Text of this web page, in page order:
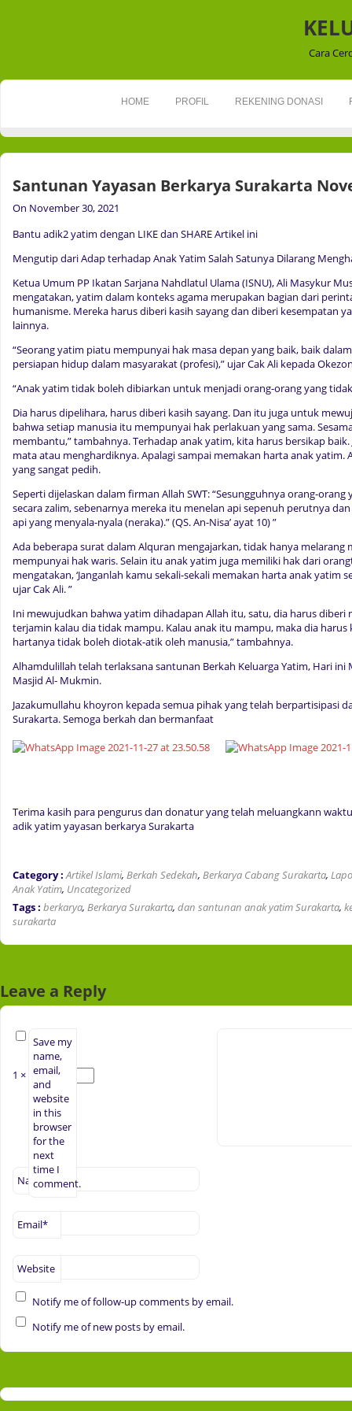
Cara
HOME PROFIL REKENING DONASI
Santunan Yayasan Berkarya Surakarta
On November 30, 2021
Bantu adik2 yatim dengan LIKE dan SHARE Artikel ini
Mengutip dari Adap terhadap Anak Yatim Salah Satunya Dilarang
Ketua Umum PP Ikatan Sarjana Nahdlatul Ulama (ISNU), Ali Masykur
mengatakan, yatim dalam konteks agama merupakan bagian dari
humanisme. Mereka harus diberi kasih sayang dan diberi kesempatan
lainnya.
“Seorang yatim piatu mempunyai hak masa depan yang baik, baik
persiapan hidup dalam masyarakat (profesi),” ujar Cak Ali kepada
“Anak yatim tidak boleh dibiarkan untuk menjadi orang-orang yang
Dia harus dipelihara, harus diberi kasih sayang. Dan itu juga untuk
bahwa setiap manusia itu mempunyai hak perlakuan yang sama.
membantu,” tambahnya. Terhadap anak yatim, kita harus bersikap
mata atau menghardiknya. Apalagi sampai memakan harta anak yatim.
yang sangat pedih.
Seperti dijelaskan dalam firman Allah SWT: “Sesungguhnya orang-
secara zalim, sebenarnya mereka itu menelan api sepenuh perutnya
api yang menyala-nyala (neraka).” (QS. An-Nisa’ ayat 10) ”
Ada beberapa surat dalam Alquran mengajarkan, tidak hanya melarang
mempunyai hak waris. Selain itu anak yatim juga memiliki hak dari
mengatakan, ‘Janganlah kamu sekali-sekali memakan harta anak yatim
ujar Cak Ali. ”
Ini mewujudkan bahwa yatim dihadapan Allah itu, satu, dia harus diberi
terjamin kalau dia tidak mampu. Kalau anak itu mampu, maka dia
hartanya tidak boleh diotak-atik oleh manusia,” tambahnya.
Alhamdulillah telah terlaksana santunan Berkah Keluarga Yatim, Hari ini
Masjid Al- Mukmin.
Jazakumullahu khoyron kepada semua pihak yang telah berpartisipasi
Surakarta. Semoga berkah dan bermanfaat
Terima kasih para pengurus dan donatur yang telah meluangkann
adik yatim yayasan berkarya Surakarta
Category : Artikel Islami, Berkah Sedekah, Berkarya Cabang Surakarta,
Anak Yatim, Uncategorized
Tags : berkarya, Berkarya Surakarta, dan santunan anak yatim Surakarta,
surakarta
Leave a Reply
Name*
Email*
Website
Save my
name,
email,
and
website
in this
browser
for the
next
time I
comment.
1 × two =
Notify me of follow-up comments by email.
Notify me of new posts by email.